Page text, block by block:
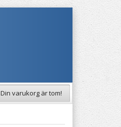
Din varukorg är tom!